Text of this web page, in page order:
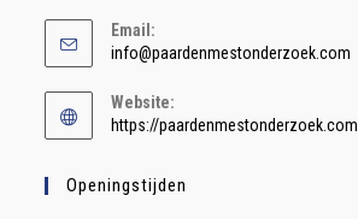
Email:
info@paardenmestonderzoek.com
Website:
https://paardenmestonderzoek.com
Openingstijden